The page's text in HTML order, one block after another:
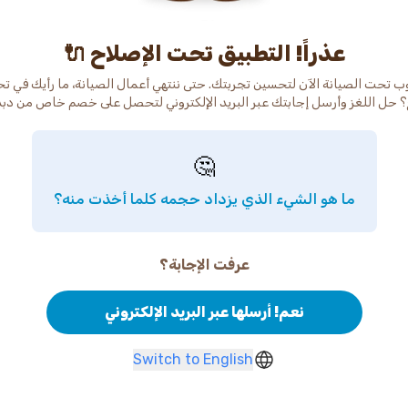
عذراً! التطبيق تحت الإصلاح 🔌
تحت الصيانة الآن لتحسين تجربتك. حتى ننتهي أعمال الصيانة، ما رأيك في
حل اللغز وأرسل إجابتك عبر البريد الإلكتروني لتحصل على خصم خاص من
🤔
ما هو الشيء الذي يزداد حجمه كلما أخذت منه؟
عرفت الإجابة؟
نعم! أرسلها عبر البريد الإلكتروني
Switch to English